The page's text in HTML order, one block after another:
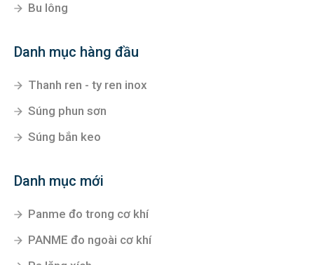
Bu lông
Danh mục hàng đầu
Thanh ren - ty ren inox
Súng phun sơn
Súng bắn keo
Danh mục mới
Panme đo trong cơ khí
PANME đo ngoài cơ khí